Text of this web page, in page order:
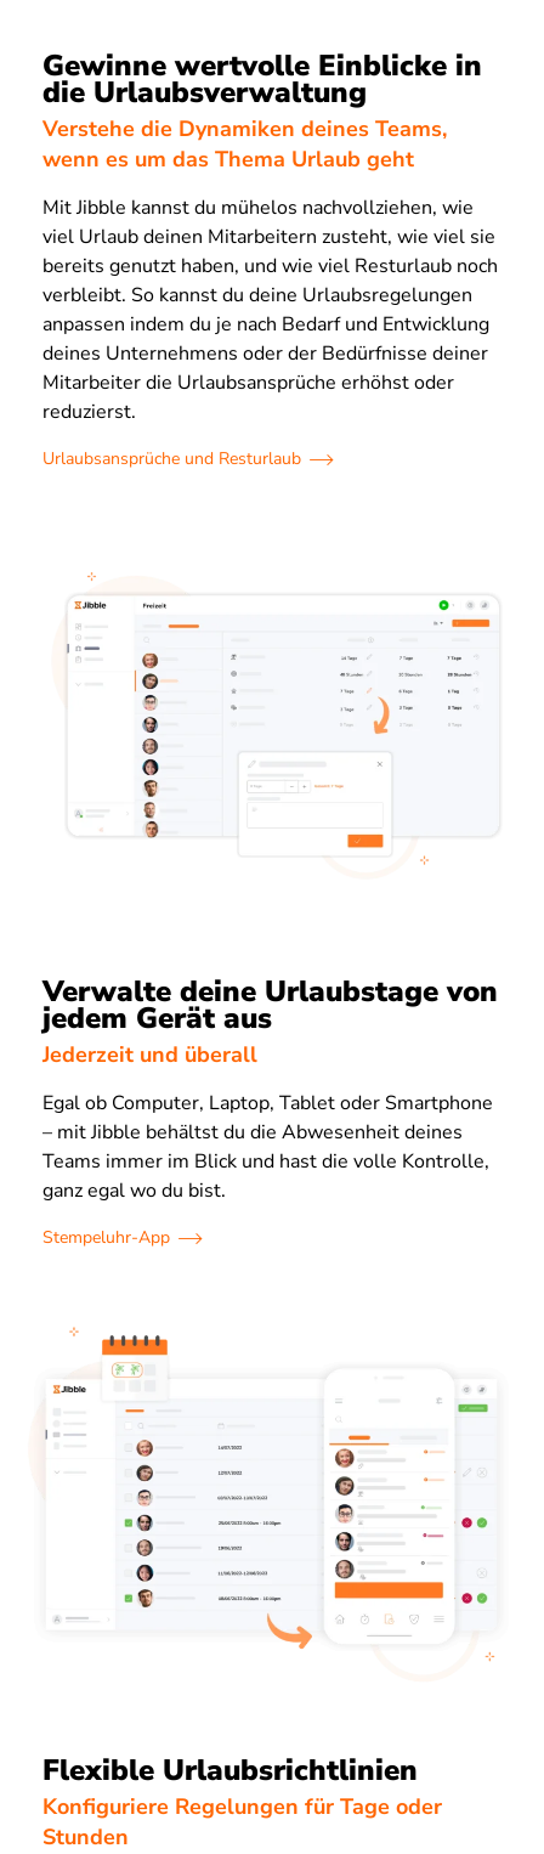
Gewinne wertvolle Einblicke in
die Urlaubsverwaltung
Verstehe die Dynamiken deines Teams,
wenn es um das Thema Urlaub geht
Mit Jibble kannst du mühelos nachvollziehen, wie
viel Urlaub deinen Mitarbeitern zusteht, wie viel sie
bereits genutzt haben, und wie viel Resturlaub noch
verbleibt. So kannst du deine Urlaubsregelungen
anpassen indem du je nach Bedarf und Entwicklung
deines Unternehmens oder der Bedürfnisse deiner
Mitarbeiter die Urlaubsansprüche erhöhst oder
reduzierst.
Urlaubsansprüche und Resturlaub
Verwalte deine Urlaubstage von
jedem Gerät aus
Jederzeit und überall
Egal ob Computer, Laptop, Tablet oder Smartphone
– mit Jibble behältst du die Abwesenheit deines
Teams immer im Blick und hast die volle Kontrolle,
ganz egal wo du bist.
Stempeluhr-App
Flexible Urlaubsrichtlinien
Konfiguriere Regelungen für Tage oder
Stunden